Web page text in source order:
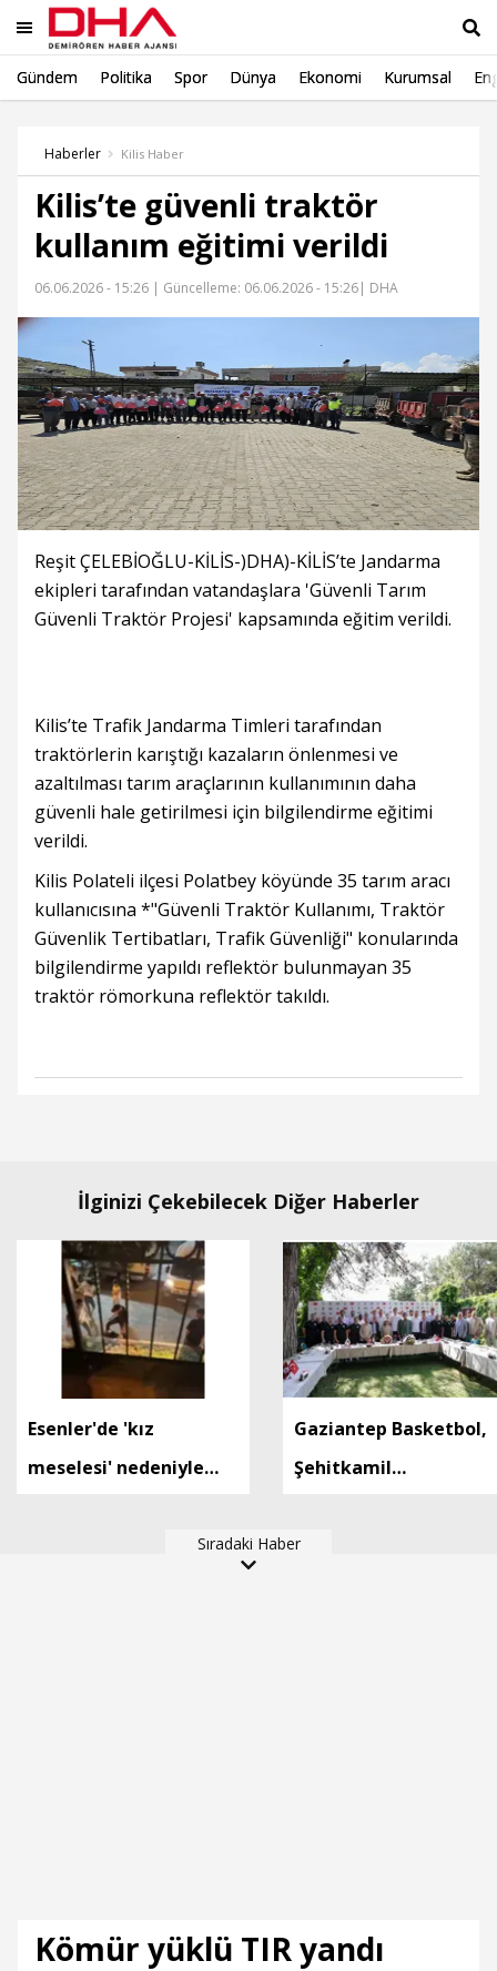
Gündem Politika Spor Dünya Ekonomi Kurumsal
Haberler Kilis Haber
Kilis’te güvenli traktör
kullanım eğitimi verildi
06.06.2026 - 15:26 | Güncelleme: 06.06.2026 - 15:26| DHA
Reşit ÇELEBİOĞLU-KİLİS-)DHA)-KİLİS’te Jandarma
ekipleri tarafından vatandaşlara 'Güvenli Tarım
Güvenli Traktör Projesi' kapsamında eğitim verildi.
Kilis’te Trafik Jandarma Timleri tarafından
traktörlerin karıştığı kazaların önlenmesi ve
azaltılması tarım araçlarının kullanımının daha
güvenli hale getirilmesi için bilgilendirme eğitimi
verildi.
Kilis Polateli ilçesi Polatbey köyünde 35 tarım aracı
kullanıcısına *"Güvenli Traktör Kullanımı, Traktör
Güvenlik Tertibatları, Trafik Güvenliği" konularında
bilgilendirme yapıldı reflektör bulunmayan 35
traktör römorkuna reflektör takıldı.
İlginizi Çekebilecek Diğer Haberler
Esenler'de 'kız
meselesi' nedeniyle
saldırdılar: 7 gözaltı
Gaziantep Basketbol,
Şehitkamil
Sıradaki Haber
Kömür yüklü TIR yandı